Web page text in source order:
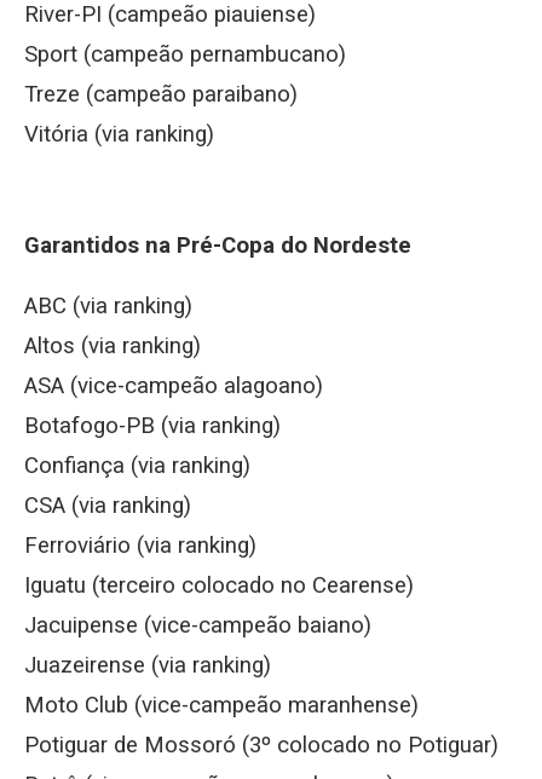
River-PI (campeão piauiense)
Sport (campeão pernambucano)
Treze (campeão paraibano)
Vitória (via ranking)
Garantidos na Pré-Copa do Nordeste
ABC (via ranking)
Altos (via ranking)
ASA (vice-campeão alagoano)
Botafogo-PB (via ranking)
Confiança (via ranking)
CSA (via ranking)
Ferroviário (via ranking)
Iguatu (terceiro colocado no Cearense)
Jacuipense (vice-campeão baiano)
Juazeirense (via ranking)
Moto Club (vice-campeão maranhense)
Potiguar de Mossoró (3º colocado no Potiguar)